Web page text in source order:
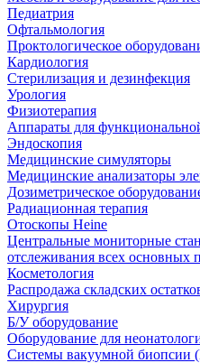
Педиатрия
Офтальмология
Проктологическое
Кардиология
Стерилизация и дезинфекция
Урология
Физиотерапия
Аппараты для
Эндоскопия
Медицинские симуляторы
Медицинские анализаторы
Дозиметрическое
Радиационная терапия
Отоскопы Heine
Центральные мониторные
отслеживания всех основных
Косметология
Распродажа складских
Хирургия
Б/У оборудование
Оборудование для
Системы вакуумной биопсии